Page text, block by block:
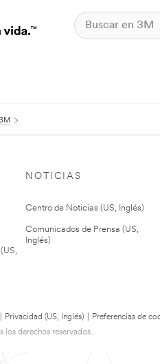
NOTICIAS
Centro de Noticias (US, Inglés)
Comunicados de Prensa (US,
Inglés)
Privacidad (US, Inglés)
Preferencias de
derechos reservados..